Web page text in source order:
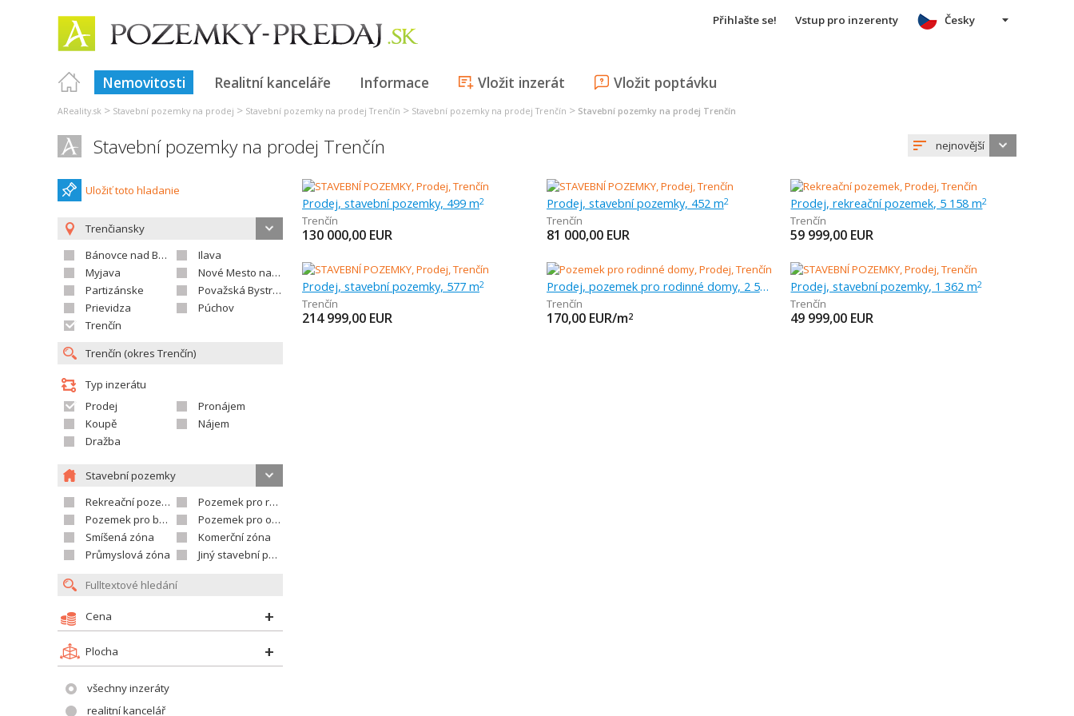
Přihlašte se! Vstup pro inzerenty
Nemovitosti Realitní kanceláře Informace Vložit inzerát Vložit poptávku
Česky
AReality.sk > Stavební pozemky na prodej > Stavební pozemky na prodej Trenčín > Stavební pozemky na prodej Trenčín > Stavební pozemky na prodej Trenčín
Stavební pozemky na prodej Trenčín nejnovější
Uložiť toto hladanie
Trenčiansky
Bánovce nad Bebravou
Ilava
Myjava
Nové Mesto nad Váhom
Partizánske
Považská Bystrica
Prievidza
Púchov
Trenčín
Typ inzerátu
Prodej
Pronájem
Koupě
Nájem
Dražba
Stavební pozemky
Rekreační pozemek
Pozemek pro rodinné domy
Pozemek pro bytovou výstavbu
Pozemek pro občanskou vybavenost
Smíšená zóna
Komerční zóna
Průmyslová zóna
Jiný stavební pozemek
Cena
Plocha
všechny inzeráty
realitní kancelář
Prodej, stavební pozemky, 499 m2
Trenčín
130 000,00 EUR
Prodej, stavební pozemky, 452 m2
Trenčín
81 000,00 EUR
Prodej, rekreační pozemek, 5 158 m2
Trenčín
59 999,00 EUR
Prodej, stavební pozemky, 577 m2
Trenčín
214 999,00 EUR
Prodej, pozemek pro rodinné domy, 2 579 m
Trenčín
170,00 EUR/m2
Prodej, stavební pozemky, 1 362 m2
Trenčín
49 999,00 EUR